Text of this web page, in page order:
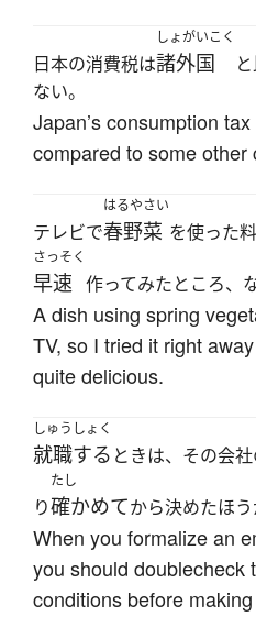
日本の消費税は
しょがいこく
諸外国
ない。
Japan’s consumption
compared to some other
テレビで
はるやさい
春野菜 を使った
さっそく
早速 作ってみたところ、
A dish using spring
TV, so I tried it right
quite delicious.
しゅうしょく
就職する ときは、その会
り
たし
確かめてから決めたほう
When you formalize an
you should doublecheck
conditions before